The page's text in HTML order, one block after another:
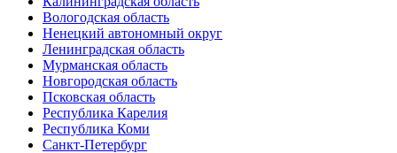
Вологодская область
Ненецкий автономный округ
Ленинградская область
Мурманская область
Новгородская область
Псковская область
Республика Карелия
Республика Коми
Санкт-Петербург